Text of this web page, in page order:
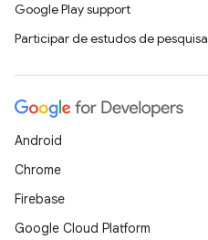
Google Play support
Participar de estudos de pesquisa
Android
Chrome
Firebase
Google Cloud Platform